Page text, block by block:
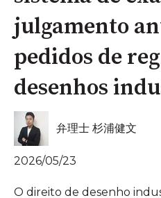
julgamento
pedidos de
desenhos
弁理士 杉浦健文
2026/05/23
O direito de desenho